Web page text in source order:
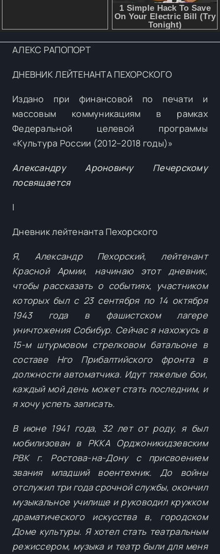
АЛЕКС РАПОПОРТ
ДНЕВНИК ЛЕЙТЕНАНТА ПЕХОРСКОГО
Издано при финансовой по печати и
массовым коммуникациям в рамках
Федеральной целевой программы
«Культура России (2012–2018 годы)»
Александру Ароновичу Печерскому
посвящается
I
Дневник лейтенанта Пехорского
Я, Александр Пехорский, лейтенант
Красной Армии, начинаю этот дневник,
чтобы рассказать о событиях, участником
которых был с 23 сентября по 14 октября
1943 года в фашистском лагере
уничтожения Собибур. Сейчас я нахожусь в
15-м штурмовом стрелковом батальоне в
составе Нго Прибалтийского фронта в
должности автоматчика. Идут тяжелые бои,
каждый мой день может стать последним, и
я хочу успеть записать.
В июне 1941 года, 32 лет от роду, я был
мобилизован в РККА Орджоникидзевским
РВК г. Ростова-на-Дону с присвоением
звания младший воентехник. До войны
отслужил три года срочной службы, окончил
музыкальное училище и руководил кружком
драматического искусства в, городском
Доме культуры. Я хотел стать театральным
режиссером, музыка и театр были для меня